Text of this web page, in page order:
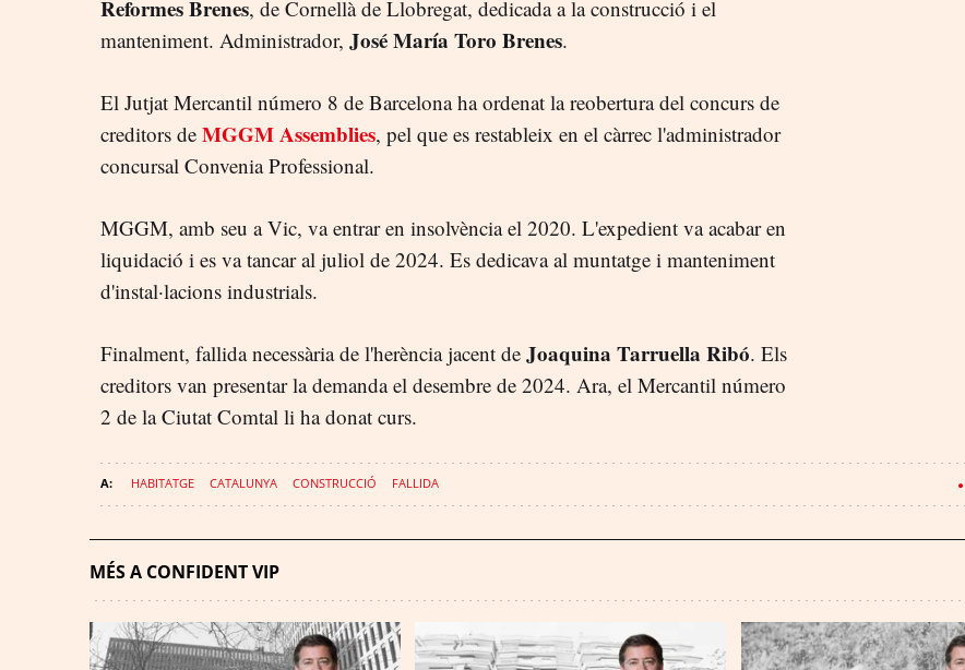
Reformes Brenes, de Cornellà de Llobregat, dedicada a la construcció i el
manteniment. Administrador, José María Toro Brenes.
El Jutjat Mercantil número 8 de Barcelona ha ordenat la reobertura del concurs de
creditors de MGGM Assemblies, pel que es restableix en el càrrec l'administrador
concursal Convenia Professional.
MGGM, amb seu a Vic, va entrar en insolvència el 2020. L'expedient va acabar en
liquidació i es va tancar al juliol de 2024. Es dedicava al muntatge i manteniment
d'instal·lacions industrials.
Finalment, fallida necessària de l'herència jacent de Joaquina Tarruella Ribó. Els
creditors van presentar la demanda el desembre de 2024. Ara, el Mercantil número
2 de la Ciutat Comtal li ha donat curs.
HABITATGE CATALUNYA CONSTRUCCIÓ FALLIDA
MÉS A CONFIDENT VIP